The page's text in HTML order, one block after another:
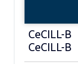
CeCILL-B
CeCILL-B